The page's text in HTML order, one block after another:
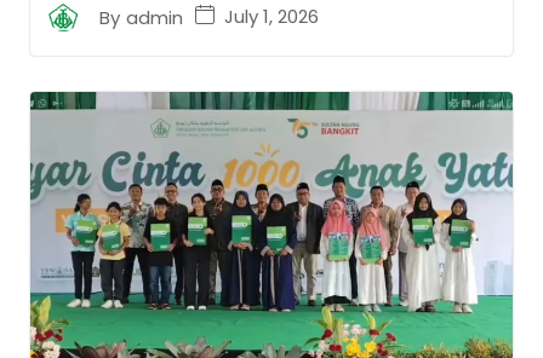
By admin July 1, 2026